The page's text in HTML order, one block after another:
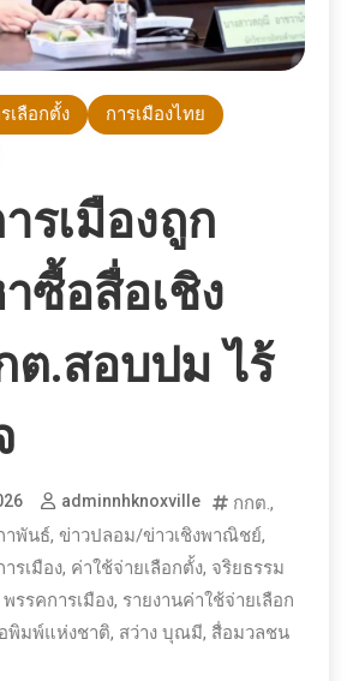
เลือกตั้ง
การเมืองไทย
รเมืองถูก
ซื้อสื่อเชิง
ต.สอบปม ไร้
adminnhknoxville กกต.,
าพันธ์, ข่าวปลอม/ข่าวเชิงพาณิชย์,
รเมือง, ค่าใช้จ่ายเลือกตั้ง, จริยธรรม
พรรคการเมือง, รายงานค่าใช้จ่ายเลือก
พิมพ์แห่งชาติ, สว่าง บุณมี, สื่อมวลชน